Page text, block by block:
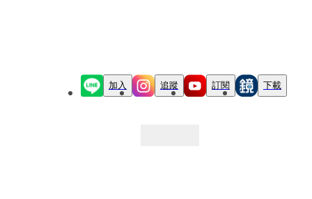
加入 追蹤 訂閱 下載